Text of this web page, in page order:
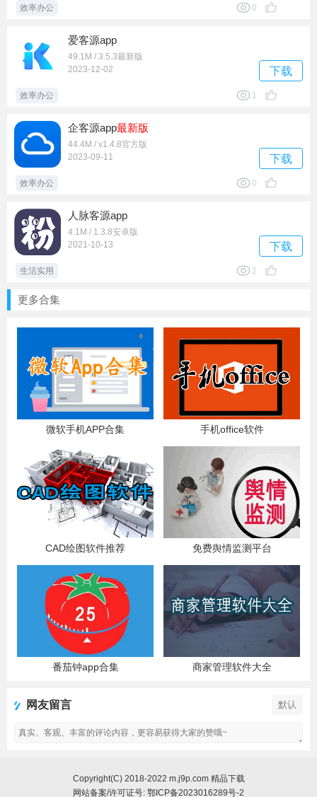
效率办公 0
爱客源app
49.1M / 3.5.3最新版
2023-12-02
下载
效率办公 1
企客源app最新版
44.4M / v1.4.8官方版
2023-09-11
下载
效率办公 0
人脉客源app
4.1M / 1.3.8安卓版
2021-10-13
下载
生活实用 2
更多合集
微软手机APP合集 手机office软件
CAD绘图软件推荐 免费舆情监测平台
番茄钟app合集 商家管理软件大全
网友留言 默认
Copyright(C) 2018-2022 m.j9p.com 精品下载
网站备案/许可证号: 鄂ICP备2023016289号-2